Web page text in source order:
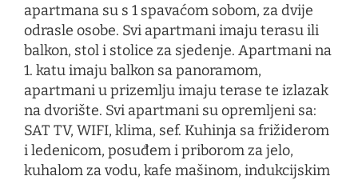
apartmana su s 1 spavaćom sobom, za dvije
odrasle osobe. Svi apartmani imaju terasu ili
balkon, stol i stolice za sjedenje. Apartmani na
1. katu imaju balkon sa panoramom,
apartmani u prizemlju imaju terase te izlazak
na dvorište. Svi apartmani su opremljeni sa:
SAT TV, WIFI, klima, sef. Kuhinja sa frižiderom
i ledenicom, posuđem i priborom za jelo,
kuhalom za vodu, kafe mašinom, indukcijskim